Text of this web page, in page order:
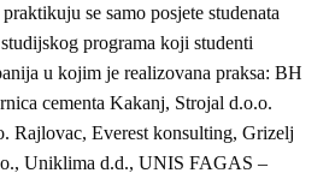
se samo posjete studenata
programa koji studenti
u kojim je realizovana praksa: BH
cementa Kakanj, Strojal d.o.o.
Rajlovac, Everest konsulting, Grizelj
Uniklima d.d., UNIS FAGAS –